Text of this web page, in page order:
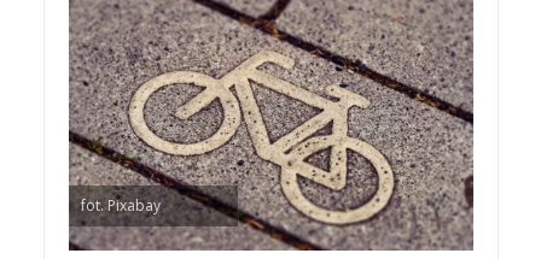
fot. Pixabay